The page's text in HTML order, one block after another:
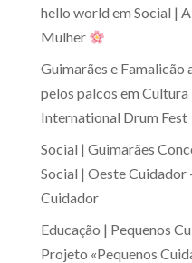
hello world em Social |
Mulher
Guimarães e Famalicão
pelos palcos em Cultura
International Drum Fest
Social | Guimarães
Social | Oeste Cuidador
Cuidador
Educação | Pequenos
Projeto «Pequenos